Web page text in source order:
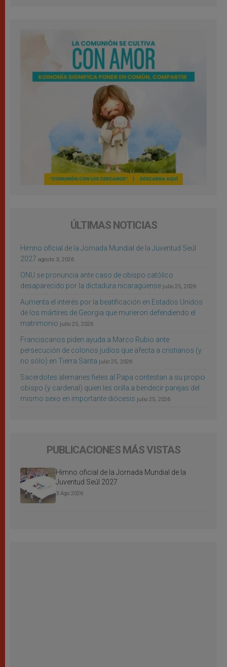
ÚLTIMAS NOTICIAS
Himno oficial de la Jornada Mundial de la Juventud Seúl
2027 agosto 3, 2026
ONU se pronuncia ante caso de obispo católico
desaparecido por la dictadura nicaragüense julio 25, 2026
Aumenta el interés por la beatificación en Estados Unidos
de los mártires de Georgia que murieron defendiendo el
matrimonio julio 25, 2026
Franciscanos piden ayuda a Marco Rubio ante
persecución de colonos judíos que afecta a cristianos (y
no sólo) en Tierra Santa julio 25, 2026
Sacerdotes alemanes fieles al Papa contestan a su propio
obispo (y cardenal) quien les orilla a bendecir parejas del
mismo sexo en importante diócesis julio 25, 2026
PUBLICACIONES MÁS VISTAS
Himno oficial de la Jornada Mundial de la
Juventud Seúl 2027
3 Ago 2026